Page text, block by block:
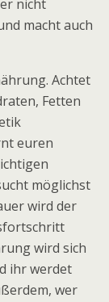
nicht
macht auch
Achtet
Fetten
euren
möglichst
wird der
wird sich
ihr werdet
wer